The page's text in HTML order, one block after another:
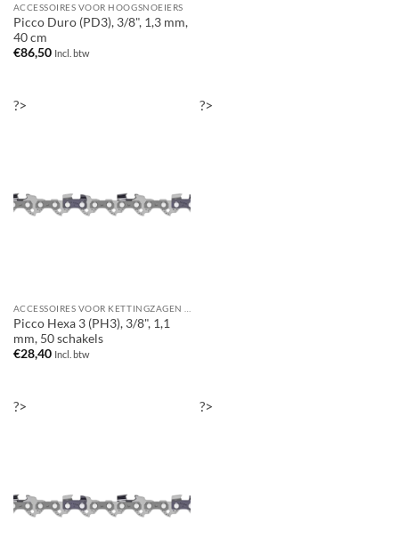
ACCESSOIRES VOOR HOOGSNOEIERS
Picco Duro (PD3), 3/8", 1,3 mm,
40 cm
€86,50 Incl. btw
?>
Picco Hexa 3 (PH3), 3/8", 1,1
mm, 50 schakels
€28,40 Incl. btw
?>
?> ?>